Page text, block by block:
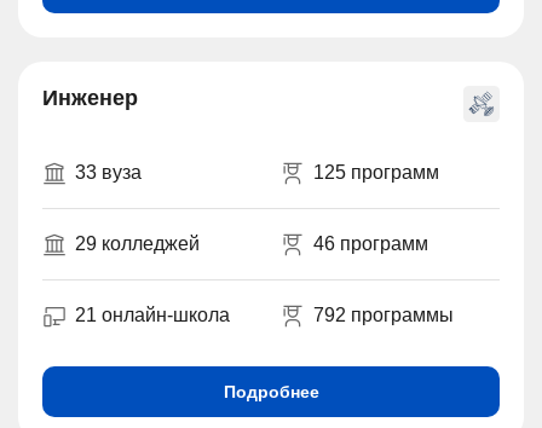
Инженер
33 вуза 125 программ
29 колледжей 46 программ
21 онлайн-школа 792 программы
Подробнее